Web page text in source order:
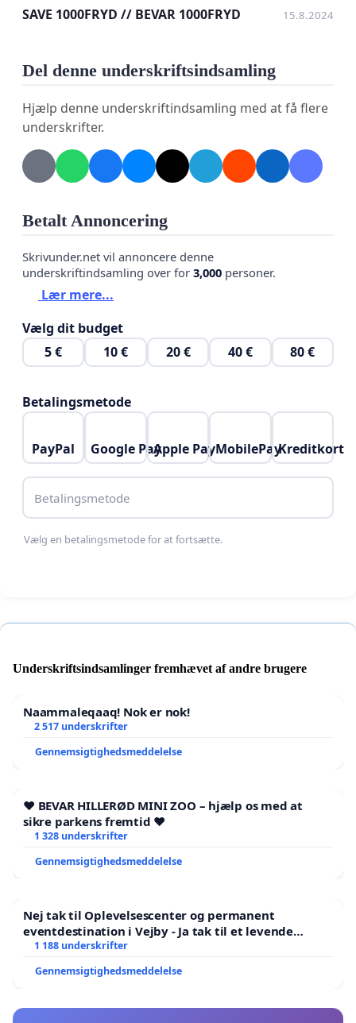
SAVE 1000FRYD // BEVAR 1000FRYD 15.8.2024
Del denne underskriftsindsamling
Hjælp denne underskriftindsamling med at få flere
underskrifter.
Betalt Annoncering
Skrivunder.net vil annoncere denne
underskriftindsamling over for 3,000 personer.
Lær mere...
Vælg dit budget
5 €
10 € 20 € 40 € 80 €
Betalingsmetode
PayPal Google PayApple PayMobilePayKreditkort
Betalingsmetode
Vælg en betalingsmetode for at fortsætte.
Underskriftsindsamlinger fremhævet af andre brugere
Naammaleqaaq! Nok er nok!
2 517 underskrifter
Gennemsigtighedsmeddelelse
❤️ BEVAR HILLERØD MINI ZOO – hjælp os med at
sikre parkens fremtid ❤️
1 328 underskrifter
Gennemsigtighedsmeddelelse
Nej tak til Oplevelsescenter og permanent
eventdestination i Vejby - Ja tak til et levende
lokalområde i balance
1 188 underskrifter
Gennemsigtighedsmeddelelse